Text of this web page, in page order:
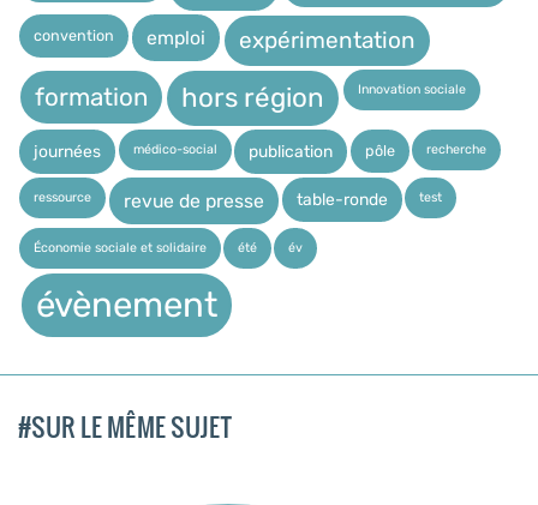
convention emploi expérimentation
formation hors région Innovation sociale
journées médico-social publication pôle recherche
ressource revue de presse table-ronde test
Économie sociale et solidaire été év
évènement
#SUR LE MÊME SUJET